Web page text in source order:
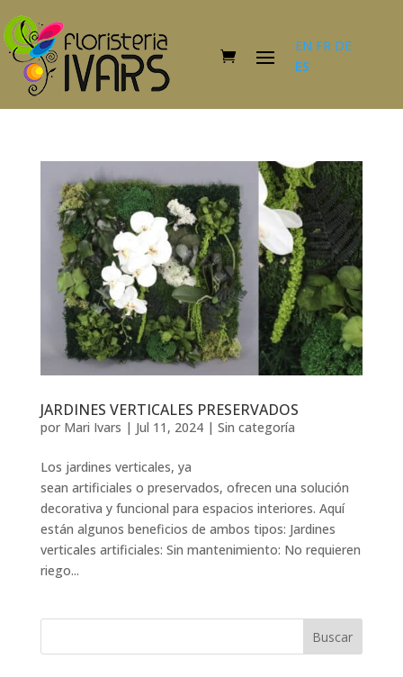
EN FR DE
ES
JARDINES VERTICALES PRESERVADOS
por Mari Ivars | Jul 11, 2024| Sin categoría
Los jardines verticales, ya
sean artificiales o preservados, ofrecen una solución
decorativa y funcional para espacios interiores. Aquí
están algunos beneficios de ambos tipos: Jardines
verticales artificiales: Sin mantenimiento: No requieren
riego...